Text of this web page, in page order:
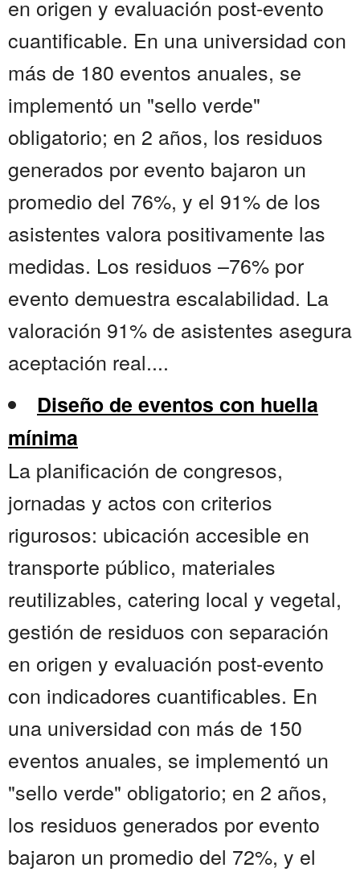
en origen y evaluación post-evento
cuantificable. En una universidad con
más de 180 eventos anuales, se
implementó un "sello verde"
obligatorio; en 2 años, los residuos
generados por evento bajaron un
promedio del 76%, y el 91% de los
asistentes valora positivamente las
medidas. Los residuos –76% por
evento demuestra escalabilidad. La
valoración 91% de asistentes asegura
aceptación real....
Diseño de eventos con huella
mínima
La planificación de congresos,
jornadas y actos con criterios
rigurosos: ubicación accesible en
transporte público, materiales
reutilizables, catering local y vegetal,
gestión de residuos con separación
en origen y evaluación post-evento
con indicadores cuantificables. En
una universidad con más de 150
eventos anuales, se implementó un
"sello verde" obligatorio; en 2 años,
los residuos generados por evento
bajaron un promedio del 72%, y el